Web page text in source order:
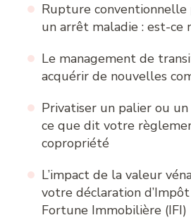
Rupture conventionnelle
un arrêt maladie : est-ce
Le management de
acquérir de nouvelles
Privatiser un palier ou
ce que dit votre
copropriété
L’impact de la valeur
votre déclaration
Fortune Immobilière (IFI)